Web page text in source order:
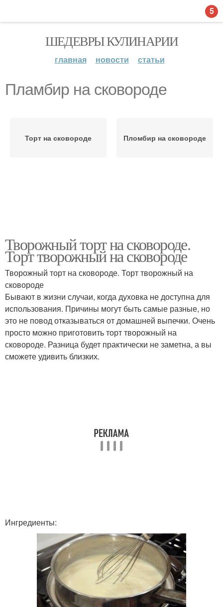
ШЕДЕВРЫ КУЛИНАРИИ
главная новости статьи
Пламбир на сковороде
Торт на сковороде Пломбир на сковороде
Творожный торт на сковороде.
Торт творожный на сковороде
Творожный торт на сковороде. Торт творожный на
сковороде
Бывают в жизни случаи, когда духовка не доступна для
использования. Причины могут быть самые разные, но
это не повод отказываться от домашней выпечки. Очень
просто можно приготовить торт творожный на
сковороде. Разница будет практически не заметна, а вы
сможете удивить близких.
Ингредиенты:
5